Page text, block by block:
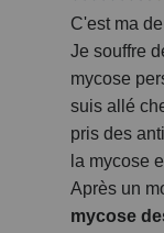
C'est ma
Je souffre
mycose
suis allé
pris des
la mycose
Après un
mycose